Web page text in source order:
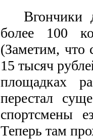
Вгончики
более 100
(Заметим, что
15 тысяч
площадках
перестал
спортсмены
Теперь там